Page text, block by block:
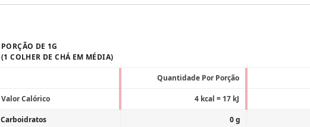
PORÇÃO DE 1G
(1 COLHER DE CHÁ EM MÉDIA)
Quantidade Por Porção
Valor Calórico 4 kcal = 17 kJ
Carboidratos 0 g